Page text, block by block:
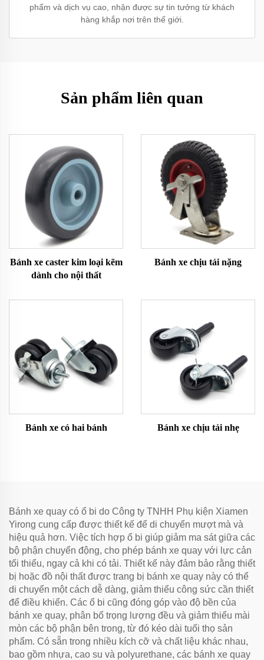
phẩm và dịch vụ cao, nhận được sự tin tưởng từ khách
hàng khắp nơi trên thế giới.
Sản phẩm liên quan
Bánh xe caster kim loại kẽm
dành cho nội thất
Bánh xe chịu tải nặng
Bánh xe có hai bánh Bánh xe chịu tải nhẹ
Bánh xe quay có ổ bi do Công ty TNHH Phụ kiện Xiamen
Yirong cung cấp được thiết kế để di chuyển mượt mà và
hiệu quả hơn. Việc tích hợp ổ bi giúp giảm ma sát giữa các
bộ phận chuyển động, cho phép bánh xe quay với lực cản
tối thiểu, ngay cả khi có tải. Thiết kế này đảm bảo rằng thiết
bị hoặc đồ nội thất được trang bị bánh xe quay này có thể
di chuyển một cách dễ dàng, giảm thiểu công sức cần thiết
để điều khiển. Các ổ bi cũng đóng góp vào độ bền của
bánh xe quay, phân bổ trọng lượng đều và giảm thiểu mài
mòn các bộ phận bên trong, từ đó kéo dài tuổi thọ sản
phẩm. Có sẵn trong nhiều kích cỡ và chất liệu khác nhau,
bao gồm nhựa, cao su và polyurethane, các bánh xe quay